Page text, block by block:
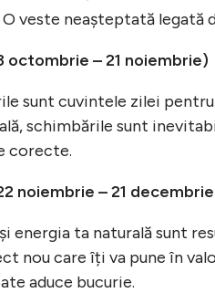
veste neașteptată legată
octombrie – 21 noiembrie)
sunt cuvintele zilei
schimbările sunt
corecte.
noiembrie – 21
energia ta naturală sunt
nou care îți va pune în
aduce bucurie.